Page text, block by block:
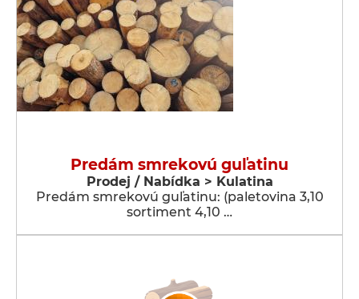
Predám smrekovú guľatinu
Prodej / Nabídka > Kulatina
Predám smrekovú guľatinu: (paletovina 3,10
sortiment 4,10 …